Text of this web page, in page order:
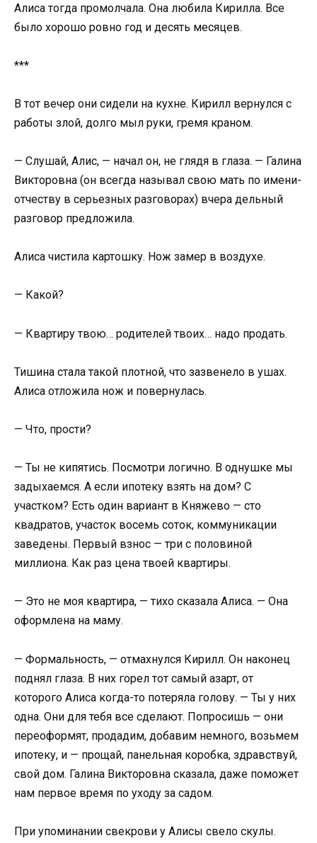
Алиса тогда промолчала. Она любила Кирилла. Все
было хорошо ровно год и десять месяцев.
***
В тот вечер они сидели на кухне. Кирилл вернулся с
работы злой, долго мыл руки, гремя краном.
— Слушай, Алис, — начал он, не глядя в глаза. — Галина
Викторовна (он всегда называл свою мать по имени-
отчеству в серьезных разговорах) вчера дельный
разговор предложила.
Алиса чистила картошку. Нож замер в воздухе.
— Какой?
— Квартиру твою… родителей твоих… надо продать.
Тишина стала такой плотной, что зазвенело в ушах.
Алиса отложила нож и повернулась.
— Что, прости?
— Ты не кипятись. Посмотри логично. В однушке мы
задыхаемся. А если ипотеку взять на дом? С
участком? Есть один вариант в Княжево — сто
квадратов, участок восемь соток, коммуникации
заведены. Первый взнос — три с половиной
миллиона. Как раз цена твоей квартиры.
— Это не моя квартира, — тихо сказала Алиса. — Она
оформлена на маму.
— Формальность, — отмахнулся Кирилл. Он наконец
поднял глаза. В них горел тот самый азарт, от
которого Алиса когда-то потеряла голову. — Ты у них
одна. Они для тебя все сделают. Попросишь — они
переоформят, продадим, добавим немного, возьмем
ипотеку, и — прощай, панельная коробка, здравствуй,
свой дом. Галина Викторовна сказала, даже поможет
нам первое время по уходу за садом.
При упоминании свекрови у Алисы свело скулы.